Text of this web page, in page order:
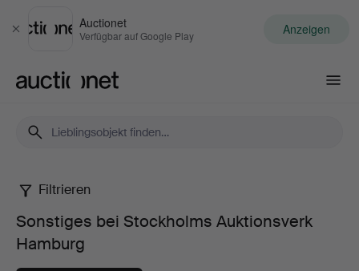
Schließen
Auctionet
Verfügbar auf Google Play Anzeigen
Sonstiges
bei
Filtrieren
Sonstiges bei Stockholms Auktionsverk
Hamburg